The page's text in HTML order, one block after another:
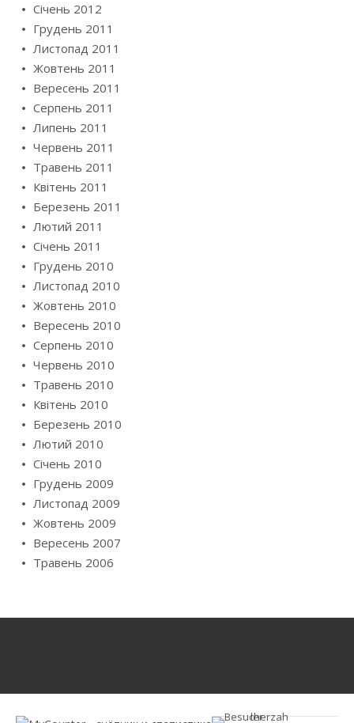
Січень 2012
Грудень 2011
Листопад 2011
Жовтень 2011
Вересень 2011
Серпень 2011
Липень 2011
Червень 2011
Травень 2011
Квітень 2011
Березень 2011
Лютий 2011
Січень 2011
Грудень 2010
Листопад 2010
Жовтень 2010
Вересень 2010
Серпень 2010
Червень 2010
Травень 2010
Квітень 2010
Березень 2010
Лютий 2010
Січень 2010
Грудень 2009
Листопад 2009
Жовтень 2009
Вересень 2007
Травень 2006